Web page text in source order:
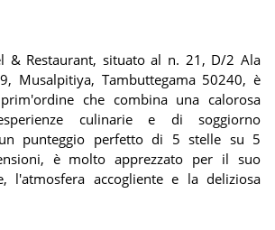
& Restaurant, situato al n. 21, D/2 Ala
Musalpitiya, Tambuttegama 50240, è
che combina una calorosa
culinarie e di soggiorno
punteggio perfetto di 5 stelle su 5
è molto apprezzato per il suo
l'atmosfera accogliente e la deliziosa